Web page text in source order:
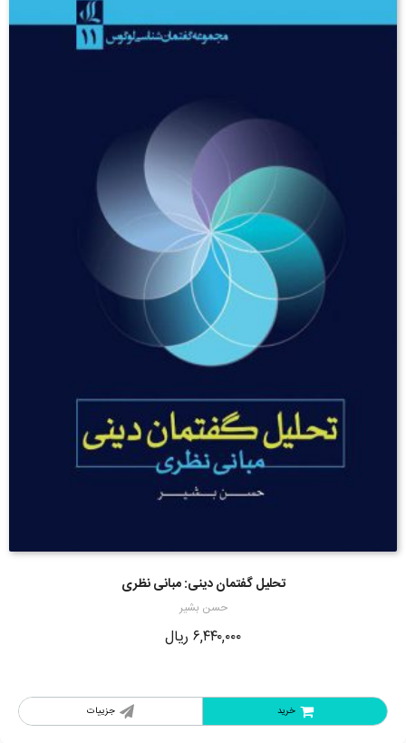
تحلیل گفتمان دینی: مبانی نظری
حسن بشیر
۶,۴۴۰,۰۰۰ ریال
جزییات خرید